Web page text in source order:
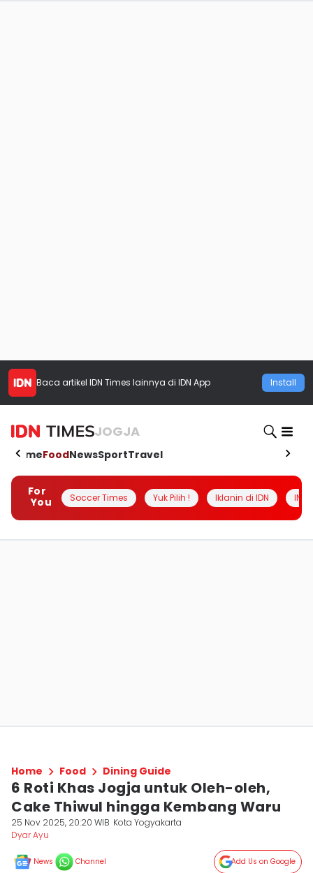
Baca artikel IDN Times lainnya di IDN App Install
JOGJA
HomeFoodNewsSportTravel
For
You
Soccer Times Yuk Pilih ! Iklanin di IDN
Home Food Dining Guide
6 Roti Khas Jogja untuk Oleh-oleh,
Cake Thiwul hingga Kembang Waru
25 Nov 2025, 20:20 WIB Kota Yogyakarta
Dyar Ayu
News Channel Add Us on Google